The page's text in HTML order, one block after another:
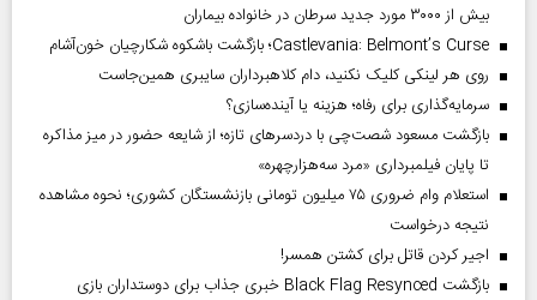
بیش از ۳۰۰۰ مورد جدید سرطان در خانواده بیماران
Castlevania: Belmont’s Curse؛ بازگشت باشکوه شکارچیان خون‌آشام
روی هر لینکی کلیک نکنید، دام کلاهبرداران سایبری همین‌جاست
سرمایه‌گذاری برای رفاه؛ هزینه یا آینده‌سازی؟
بازگشت مسعود شصت‌چی با دردسر‌های تازه؛ از شایعه حضور در میز مذاکره
تا پایان فیلمبرداری «مرد سه‌هزارچهره»
استعلام وام ضروری ۷۵ میلیون تومانی بازنشستگان کشوری؛ نحوه مشاهده
نتیجه درخواست
اجیر کردن قاتل برای کشتن همسر!
بازگشت Black Flag Resynced خبری جذاب برای دوستداران بازی